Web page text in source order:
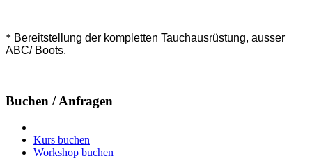
* Bereitstellung der kompletten Tauchausrüstung, ausser
ABC/ Boots.
Buchen / Anfragen
Kurs buchen
Workshop buchen